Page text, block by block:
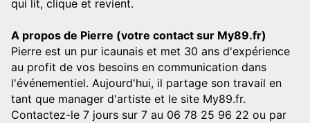
qui lit, clique et revient.
A propos de Pierre (votre contact sur My89.fr)
Pierre est un pur icaunais et met 30 ans d'expérience
au profit de vos besoins en communication dans
l'événementiel. Aujourd'hui, il partage son travail en
tant que manager d'artiste et le site My89.fr.
Contactez-le 7 jours sur 7 au 06 78 25 96 22 ou par